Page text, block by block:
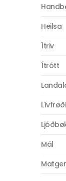
Heilsa
Ítriv
Ítrótt
Lívfrøði
Mál